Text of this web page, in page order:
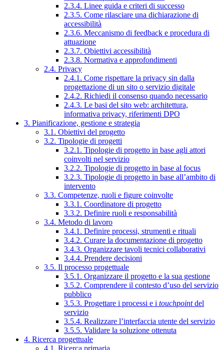
2.3.4. Linee guida e criteri di successo
2.3.5. Come rilasciare una dichiarazione di
accessibilità
2.3.6. Meccanismo di feedback e procedura di
attuazione
2.3.7. Obiettivi accessibilità
2.3.8. Normativa e approfondimenti
2.4. Privacy
2.4.1. Come rispettare la privacy sin dalla
progettazione di un sito o servizio digitale
2.4.2. Richiedi il consenso quando necessario
2.4.3. Le basi del sito web: architettura,
informativa privacy, riferimenti DPO
3. Pianificazione, gestione e strategia
3.1. Obiettivi del progetto
3.2. Tipologie di progetti
3.2.1. Tipologie di progetto in base agli attori
coinvolti nel servizio
3.2.2. Tipologie di progetto in base al focus
3.2.3. Tipologie di progetto in base all’ambito di
intervento
3.3. Competenze, ruoli e figure coinvolte
3.3.1. Coordinatore di progetto
3.3.2. Definire ruoli e responsabilità
3.4. Metodo di lavoro
3.4.1. Definire processi, strumenti e rituali
3.4.2. Curare la documentazione di progetto
3.4.3. Organizzare tavoli tecnici collaborativi
3.4.4. Prendere decisioni
3.5. Il processo progettuale
3.5.1. Organizzare il progetto e la sua gestione
3.5.2. Comprendere il contesto d’uso del servizio
pubblico
3.5.3. Progettare i processi e i touchpointdel
servizio
3.5.4. Realizzare l’interfaccia utente del servizio
3.5.5. Validare la soluzione ottenuta
4. Ricerca progettuale
4.1. Ricerca primaria